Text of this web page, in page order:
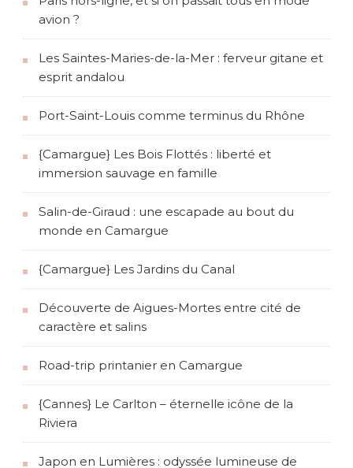
avion ?
Les Saintes-Maries-de-la-Mer : ferveur gitane et
esprit andalou
Port-Saint-Louis comme terminus du Rhône
{Camargue} Les Bois Flottés : liberté et
immersion sauvage en famille
Salin-de-Giraud : une escapade au bout du
monde en Camargue
{Camargue} Les Jardins du Canal
Découverte de Aigues-Mortes entre cité de
caractère et salins
Road-trip printanier en Camargue
{Cannes} Le Carlton – éternelle icône de la
Riviera
Japon en Lumières : odyssée lumineuse de